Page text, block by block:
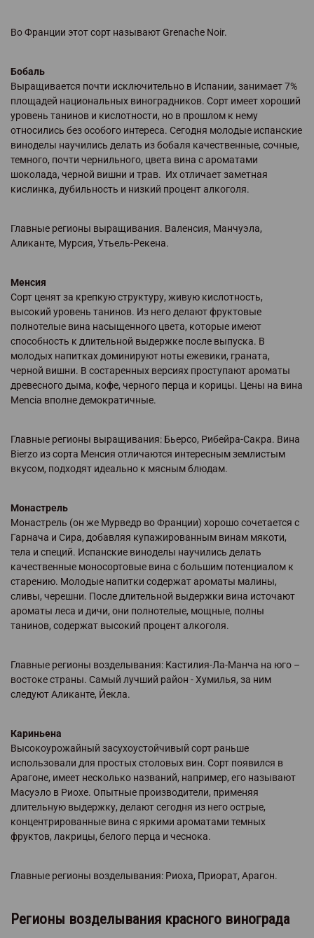
Во Франции этот сорт называют Grenache Noir.
Бобаль
Выращивается почти исключительно в Испании, занимает 7%
площадей национальных виноградников. Сорт имеет хороший
уровень танинов и кислотности, но в прошлом к нему
относились без особого интереса. Сегодня молодые испанские
виноделы научились делать из бобаля качественные, сочные,
темного, почти чернильного, цвета вина с ароматами
шоколада, черной вишни и трав. Их отличает заметная
кислинка, дубильность и низкий процент алкоголя.
Главные регионы выращивания. Валенсия, Манчуэла,
Аликанте, Мурсия, Утьель-Рекена.
Менсия
Сорт ценят за крепкую структуру, живую кислотность,
высокий уровень танинов. Из него делают фруктовые
полнотелые вина насыщенного цвета, которые имеют
способность к длительной выдержке после выпуска. В
молодых напитках доминируют ноты ежевики, граната,
черной вишни. В состаренных версиях проступают ароматы
древесного дыма, кофе, черного перца и корицы. Цены на вина
Mencia вполне демократичные.
Главные регионы выращивания: Бьерсо, Рибейра-Сакра. Вина
Bierzo из сорта Менсия отличаются интересным землистым
вкусом, подходят идеально к мясным блюдам.
Монастрель
Монастрель (он же Мурведр во Франции) хорошо сочетается с
Гарнача и Сира, добавляя купажированным винам мякоти,
тела и специй. Испанские виноделы научились делать
качественные моносортовые вина с большим потенциалом к
старению. Молодые напитки содержат ароматы малины,
сливы, черешни. После длительной выдержки вина источают
ароматы леса и дичи, они полнотелые, мощные, полны
танинов, содержат высокий процент алкоголя.
Главные регионы возделывания: Кастилия-Ла-Манча на юго –
востоке страны. Самый лучший район - Хумилья, за ним
следуют Аликанте, Йекла.
Кариньена
Высокоурожайный засухоустойчивый сорт раньше
использовали для простых столовых вин. Сорт появился в
Арагоне, имеет несколько названий, например, его называют
Масуэло в Риохе. Опытные производители, применяя
длительную выдержку, делают сегодня из него острые,
концентрированные вина с яркими ароматами темных
фруктов, лакрицы, белого перца и чеснока.
Главные регионы возделывания: Риоха, Приорат, Арагон.
Регионы возделывания красного винограда